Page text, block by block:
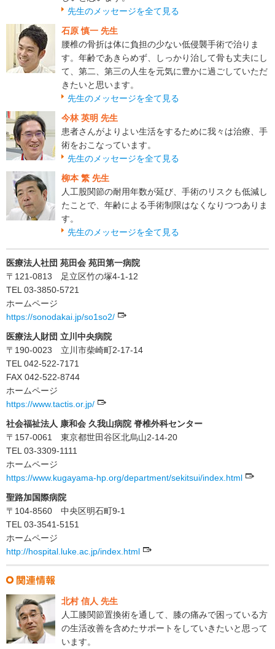
先生のメッセージを全て見る
石原 慎一 先生
腰椎の骨折は体に負担の少ない低侵襲手術で治りま
す。年齢であきらめず、しっかり治して骨も丈夫にし
て、第二、第三の人生を元気に豊かに過ごしていただ
きたいと思います。
先生のメッセージを全て見る
今林 英明 先生
患者さんがよりよい生活をするために我々は治療、手
術をおこなっています。
先生のメッセージを全て見る
柳本 繁 先生
人工股関節の耐用年数が延び、手術のリスクも低減し
たことで、年齢による手術制限はなくなりつつありま
す。
先生のメッセージを全て見る
医療法人社団 苑田会 苑田第一病院
〒121-0813 足立区竹の塚4-1-12
TEL 03-3850-5721
ホームページ
https://sonodakai.jp/so1so2/
医療法人財団 立川中央病院
〒190-0023 立川市柴崎町2-17-14
TEL 042-522-7171
FAX 042-522-8744
ホームページ
https://www.tactis.or.jp/
社会福祉法人 康和会 久我山病院 脊椎外科センター
〒157-0061 東京都世田谷区北烏山2-14-20
TEL 03-3309-1111
ホームページ
https://www.kugayama-hp.org/department/sekitsui/index.html
聖路加国際病院
〒104-8560 中央区明石町9-1
TEL 03-3541-5151
ホームページ
http://hospital.luke.ac.jp/index.html
北村 信人 先生
人工膝関節置換術を通して、膝の痛みで困っている方
の生活改善を含めたサポートをしていきたいと思って
います。